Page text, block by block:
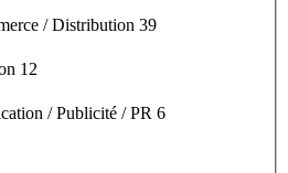
/ Distribution 39
12
/ Publicité / PR 6